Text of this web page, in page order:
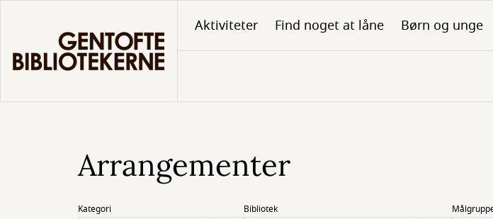
hovedindhold
Aktiviteter Find noget at låne Børn og unge
Arrangementer
Kategori Bibliotek